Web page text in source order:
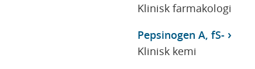
Klinisk farmakologi
Pepsinogen A, fS-
Klinisk kemi